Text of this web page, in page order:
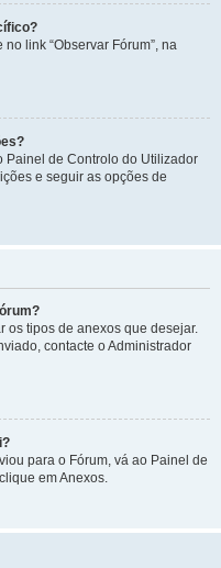
link “Observar Fórum”, na
Painel de Controlo do Utilizador
e seguir as opções de
os tipos de anexos que desejar.
contacte o Administrador
para o Fórum, vá ao Painel de
em Anexos.